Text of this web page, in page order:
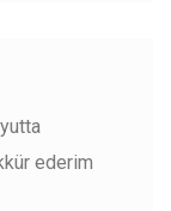
ederim